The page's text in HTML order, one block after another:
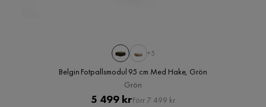
+5
Belgin Fotpallsmodul 95 cm Med Hake, Grön
Grön
Pris
5 499 krOriginal
Förr 7 499 kr